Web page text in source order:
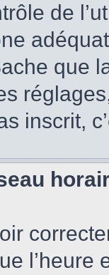
de
que
inscrit,